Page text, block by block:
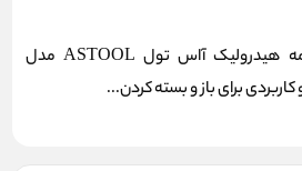
کیت فنر جمع کن نیمه هیدرولیک آاس تول ASTOOL مدل